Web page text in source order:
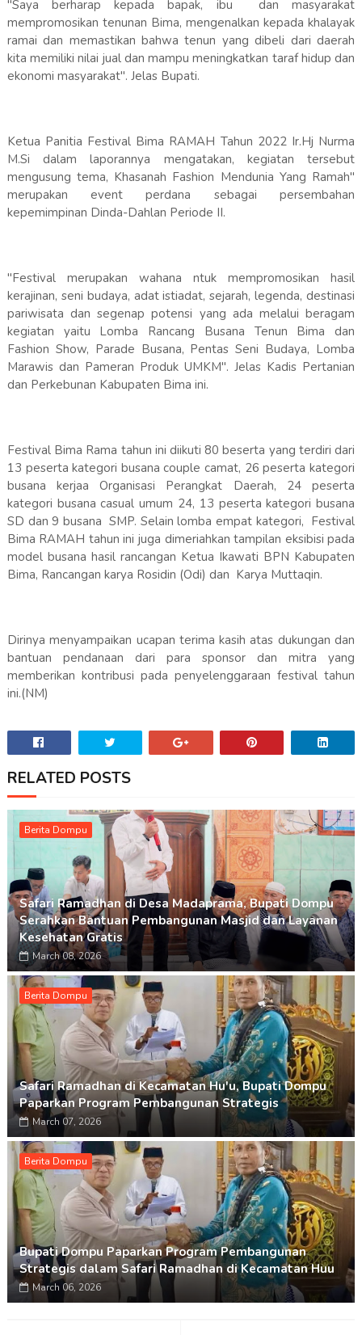
"Saya berharap kepada bapak, ibu dan masyarakat
mempromosikan tenunan Bima, mengenalkan kepada khalayak
ramai dan memastikan bahwa tenun yang dibeli dari daerah
kita memiliki nilai jual dan mampu meningkatkan taraf hidup dan
ekonomi masyarakat". Jelas Bupati.
Ketua Panitia Festival Bima RAMAH Tahun 2022 Ir.Hj Nurma
M.Si dalam laporannya mengatakan, kegiatan tersebut
mengusung tema, Khasanah Fashion Mendunia Yang Ramah"
merupakan event perdana sebagai persembahan
kepemimpinan Dinda-Dahlan Periode II.
"Festival merupakan wahana ntuk mempromosikan hasil
kerajinan, seni budaya, adat istiadat, sejarah, legenda, destinasi
pariwisata dan segenap potensi yang ada melalui beragam
kegiatan yaitu Lomba Rancang Busana Tenun Bima dan
Fashion Show, Parade Busana, Pentas Seni Budaya, Lomba
Marawis dan Pameran Produk UMKM". Jelas Kadis Pertanian
dan Perkebunan Kabupaten Bima ini.
Festival Bima Rama tahun ini diikuti 80 beserta yang terdiri dari
13 peserta kategori busana couple camat, 26 peserta kategori
busana kerjaa Organisasi Perangkat Daerah, 24 peserta
kategori busana casual umum 24, 13 peserta kategori busana
SD dan 9 busana SMP. Selain lomba empat kategori, Festival
Bima RAMAH tahun ini juga dimeriahkan tampilan eksibisi pada
model busana hasil rancangan Ketua Ikawati BPN Kabupaten
Bima, Rancangan karya Rosidin (Odi) dan Karya Muttaqin.
Dirinya menyampaikan ucapan terima kasih atas dukungan dan
bantuan pendanaan dari para sponsor dan mitra yang
memberikan kontribusi pada penyelenggaraan festival tahun
ini.(NM)
RELATED POSTS
Berita Dompu
Safari Ramadhan di Desa Madaprama, Bupati Dompu
Serahkan Bantuan Pembangunan Masjid dan Layanan
Kesehatan Gratis
March 08, 2026
Berita Dompu
Safari Ramadhan di Kecamatan Hu'u, Bupati Dompu
Paparkan Program Pembangunan Strategis
March 07, 2026
Berita Dompu
Bupati Dompu Paparkan Program Pembangunan
Strategis dalam Safari Ramadhan di Kecamatan Huu
March 06, 2026